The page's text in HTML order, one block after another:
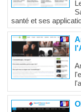
santé et ses